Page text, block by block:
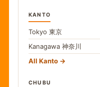
KANTO
Tokyo 東京
Kanagawa 神奈川
All Kanto
CHUBU